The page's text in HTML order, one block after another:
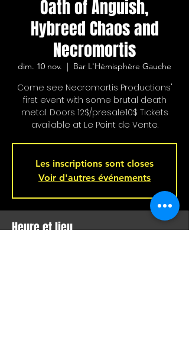
Oath of Anguish,
Hybreed Chaos and
Necromortis
dim. 10 nov. Bar L'Hémisphère Gauche
Come see Necromortis Productions'
first event with some brutal death
metal. Doors 12$/presale10$ Tickets
available at Le Point de Vente.
Les inscriptions sont closes
Voir d'autres événements
Heure et lieu